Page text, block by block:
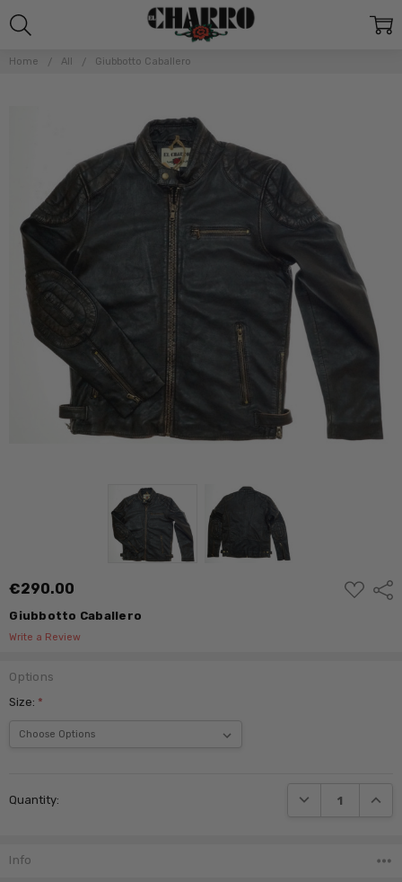
Home All Giubbotto Caballero
€290.00
ADD
TO
Giubbotto Caballero
Write a Review
Options
Size: *
Stock:
Quantity: DECREASE
Info